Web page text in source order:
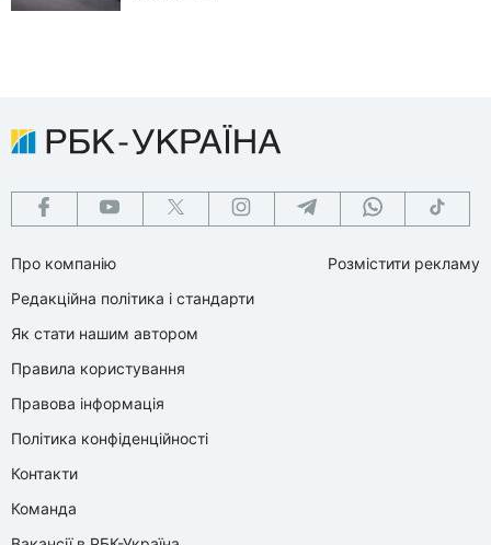
Про компанію
Редакційна політика і стандарти
Як стати нашим автором
Правила користування
Правова інформація
Політика конфіденційності
Контакти
Команда
Розмістити рекламу